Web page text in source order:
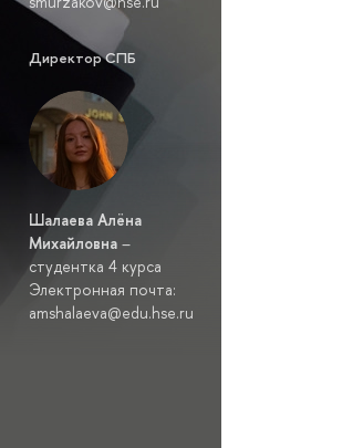
Директор СПБ
Шалаева Алёна
Михайловна –
студентка 4 курса
Электронная почта:
amshalaeva@edu.hse.ru